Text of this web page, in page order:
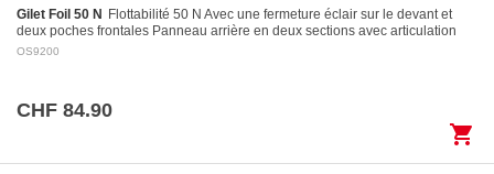
Gilet Foil 50 N
Flottabilité 50 N Avec une fermeture éclair sur le devant et
deux poches frontales Panneau arrière en deux sections avec articulation
pour des…
OS9200
CHF 84.90
shopping_cart